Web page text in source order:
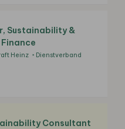
Sustainability &
Heinz Dienstverband
Consultant